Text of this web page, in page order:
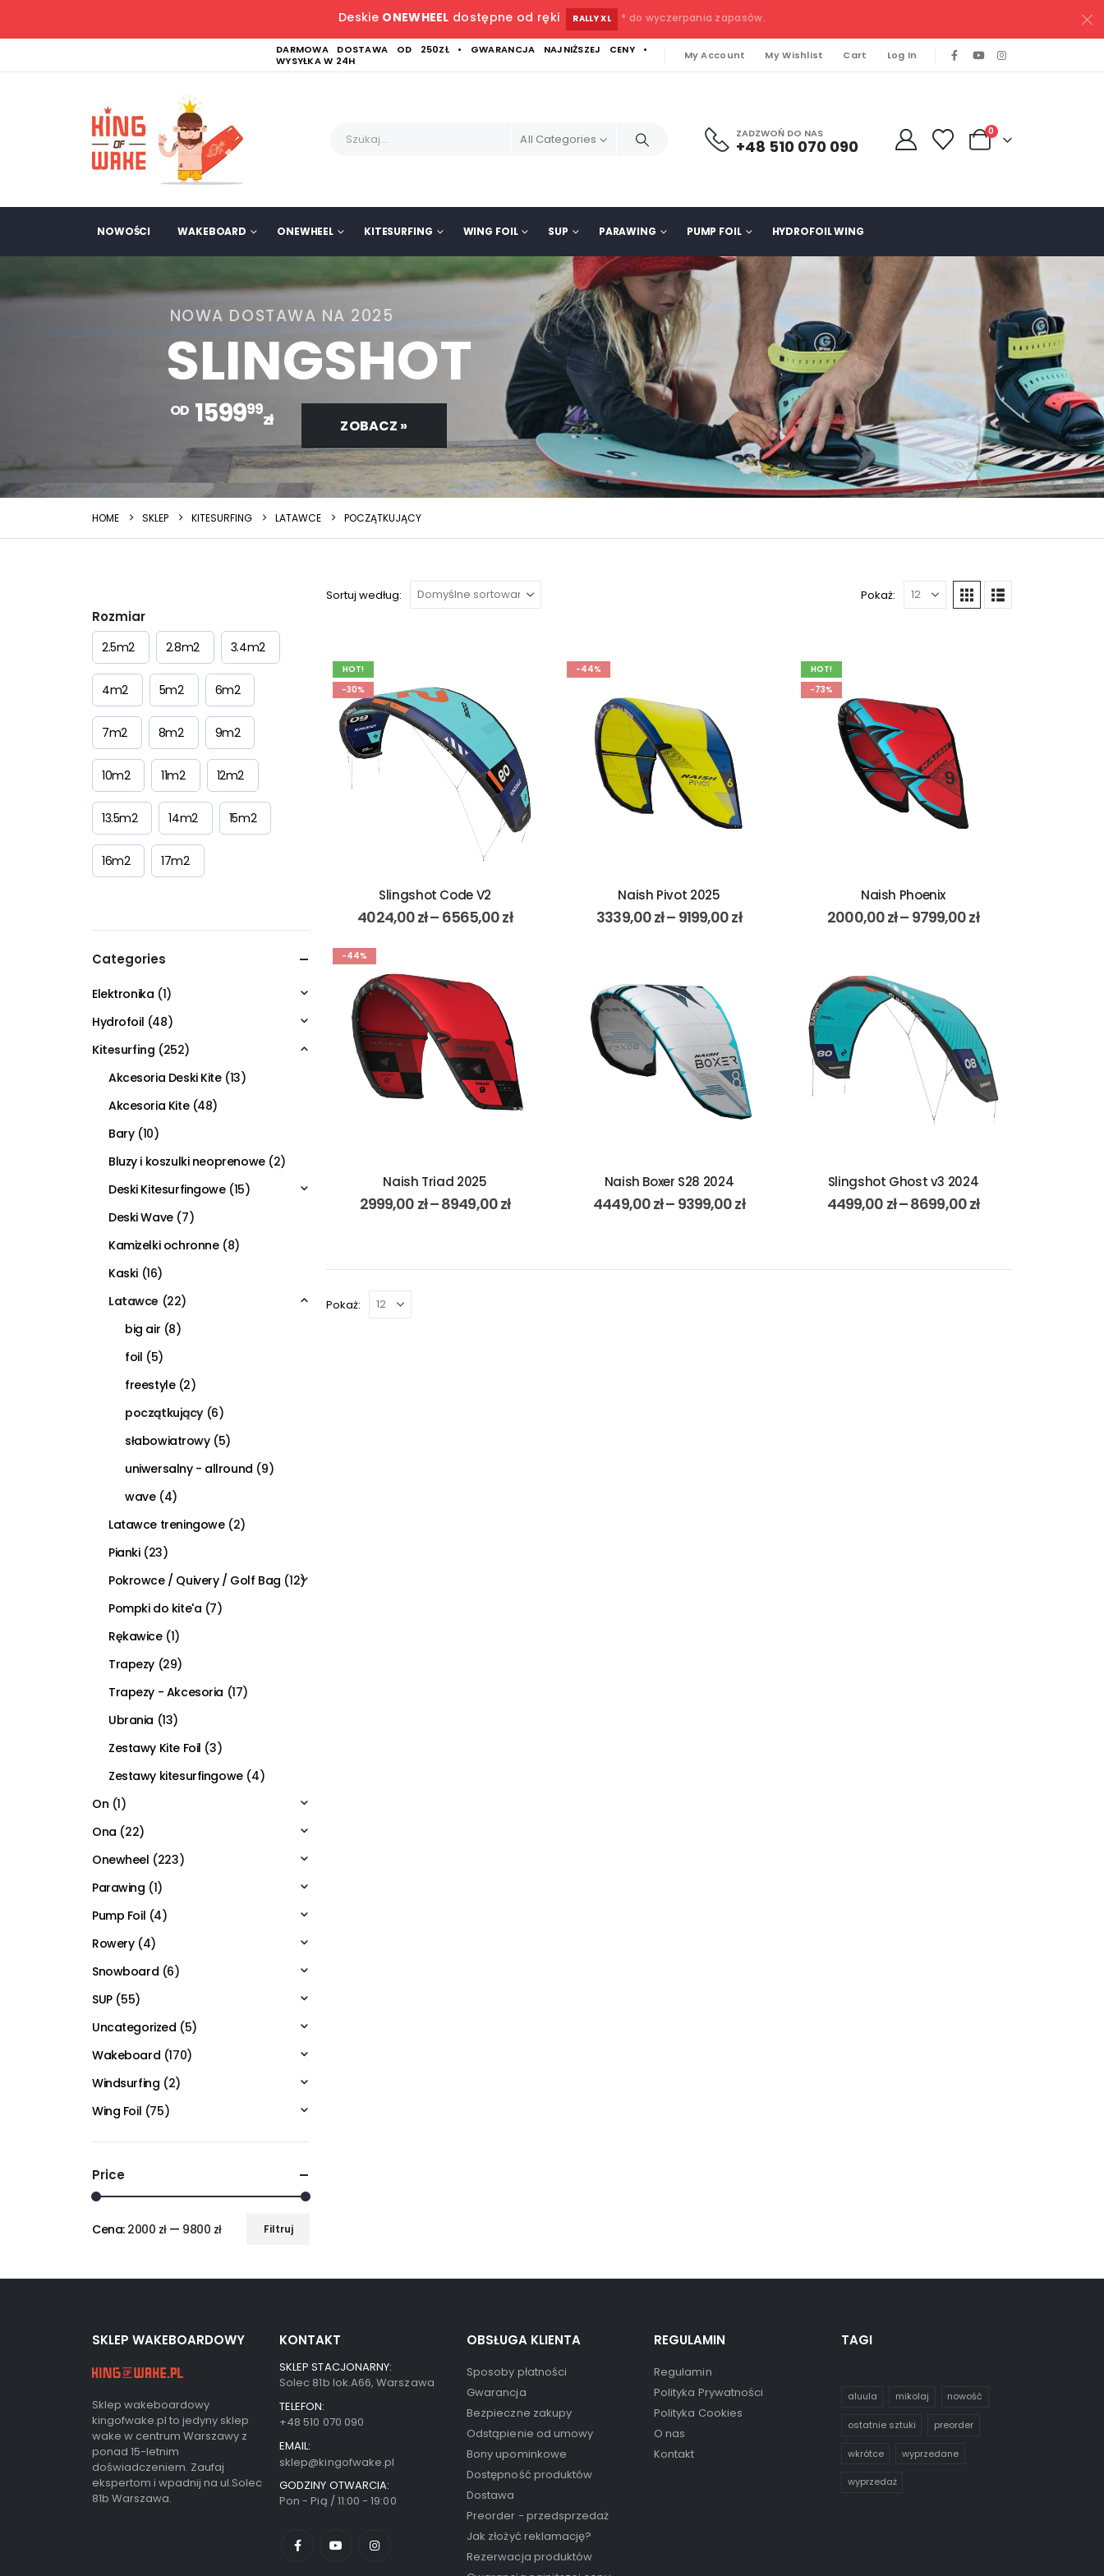
Deskie ONEWHEEL dostępne od ręki RALLY XL * do wyczerpania zapasów.
DARMOWA DOSTAWA OD 250ZŁ • GWARANCJA NAJNIŻSZEJ CENY •
WYSYŁKA W 24H
My Account My Wishlist Cart Log In
All Categories ZADZWOŃ DO NAS
+48 510 070 090
0
NOWOŚCI WAKEBOARD ONEWHEEL KITESURFING WING FOIL SUP PARAWING PUMP FOIL HYDROFOIL WING
NOWA DOSTAWA NA 2025
SLINGSHOT
OD 159999
zł ZOBACZ »
HOME SKLEP KITESURFING LATAWCE POCZĄTKUJĄCY
Sortuj według: Pokaż:
HOT!
-30%
Slingshot Code V2
4024,00zł– 6565,00zł
-44%
Naish Pivot 2025
3339,00zł– 9199,00zł
HOT!
-73%
Naish Phoenix
2000,00zł– 9799,00zł
-44%
Naish Triad 2025
2999,00 zł–8949,00zł
Naish Boxer S28 2024
4449,00zł– 9399,00zł
Slingshot Ghost v3 2024
4499,00 zł–8699,00zł
Pokaż:
Rozmiar
2.5m2 2.8m2 3.4m2
4m2 5m2 6m2
7m2 8m2 9m2
10m2 11m2 12m2
13.5m2 14m2 15m2
16m2 17m2
Categories
Elektronika (1)
Hydrofoil (48)
Kitesurfing (252)
Akcesoria Deski Kite (13)
Akcesoria Kite (48)
Bary (10)
Bluzy i koszulki neoprenowe (2)
Deski Kitesurfingowe (15)
Deski Wave (7)
Kamizelki ochronne (8)
Kaski (16)
Latawce (22)
big air (8)
foil (5)
freestyle (2)
początkujący (6)
słabowiatrowy (5)
uniwersalny - allround (9)
wave (4)
Latawce treningowe (2)
Pianki (23)
Pokrowce / Quivery / Golf Bag (12)
Pompki do kite'a (7)
Rękawice (1)
Trapezy (29)
Trapezy - Akcesoria (17)
Ubrania (13)
Zestawy Kite Foil (3)
Zestawy kitesurfingowe (4)
On (1)
Ona (22)
Onewheel (223)
Parawing (1)
Pump Foil (4)
Rowery (4)
Snowboard (6)
SUP (55)
Uncategorized (5)
Wakeboard (170)
Windsurfing (2)
Wing Foil (75)
Price
Filtruj
Cena: 2000 zł— 9800 zł
SKLEP WAKEBOARDOWY
Sklep wakeboardowy
kingofwake.pl to jedyny sklep
wake w centrum Warszawy z
ponad 15-letnim
doświadczeniem. Zaufaj
ekspertom i wpadnij na ul.Solec
81b Warszawa.
KONTAKT
SKLEP STACJONARNY:
Solec 81b lok.A66, Warszawa
TELEFON:
+48 510 070 090
EMAIL:
sklep@kingofwake.pl
GODZINY OTWARCIA:
Pon - Pią / 11:00 - 19:00
OBSŁUGA KLIENTA
Sposoby płatności
Gwarancja
Bezpieczne zakupy
Odstąpienie od umowy
Bony upominkowe
Dostępność produktów
Dostawa
Preorder - przedsprzedaż
Jak złożyć reklamację?
Rezerwacja produktów
REGULAMIN
Regulamin
Polityka Prywatności
Polityka Cookies
O nas
Kontakt
TAGI
aluula mikolaj nowość
ostatnie sztuki preorder
wkrótce wyprzedane
wyprzedaż